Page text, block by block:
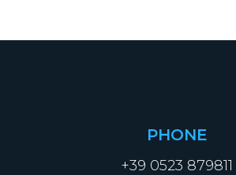
PHONE
+39 0523 879811